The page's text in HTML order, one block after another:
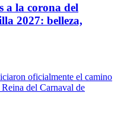
a la corona del
2027: belleza,
oficialmente el camino
del Carnaval de